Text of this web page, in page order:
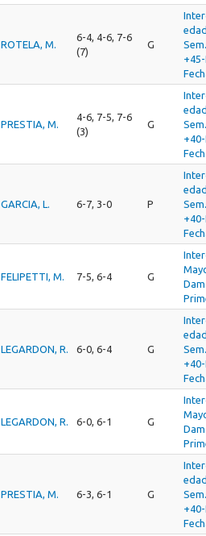
ROTELA, M.
6-4, 4-6, 7-6
(7)
G
PRESTIA, M.
4-6, 7-5, 7-6
(3)
G
GARCIA, L. 6-7, 3-0 P
FELIPETTI, M. 7-5, 6-4 G
LEGARDON, R. 6-0, 6-4 G
LEGARDON, R. 6-0, 6-1 G
PRESTIA, M. 6-3, 6-1 G